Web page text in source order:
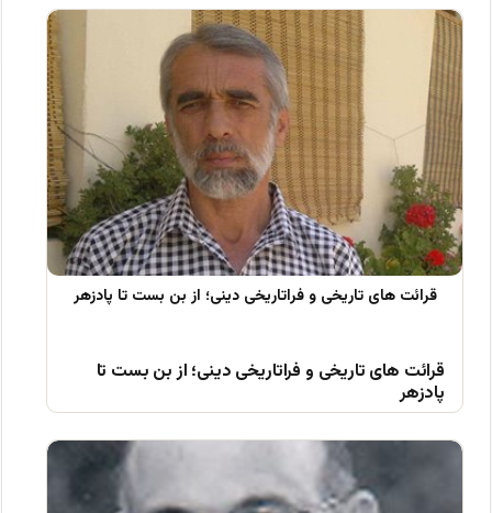
قرائت های تاریخی و فراتاریخی دینی؛ از بن بست تا
پادزهر